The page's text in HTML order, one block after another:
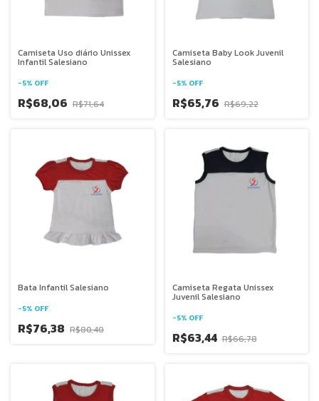
Camiseta Uso diário Unissex
Infantil Salesiano
-5% OFF
R$68,06 R$71,64
Camiseta Baby Look Juvenil
Salesiano
-5% OFF
R$65,76 R$69,22
Bata Infantil Salesiano
-5% OFF
R$76,38 R$80,40
Camiseta Regata Unissex
Juvenil Salesiano
-5% OFF
R$63,44 R$66,78